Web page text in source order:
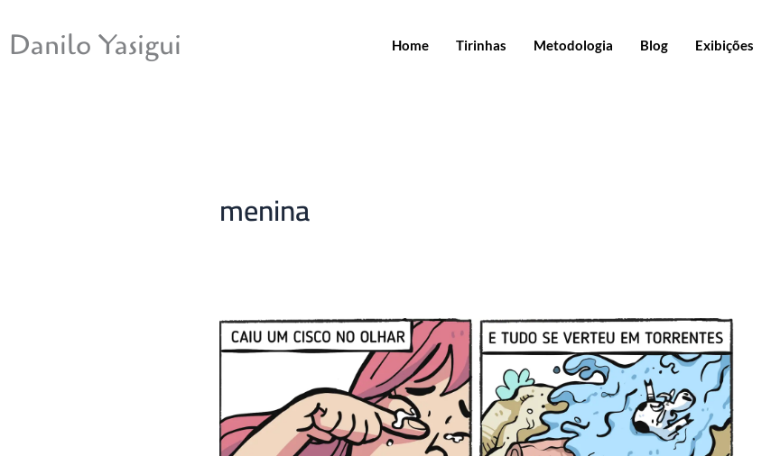
para
Danilo Yasigui Home Tirinhas Metodologia Blog Exibições
menina